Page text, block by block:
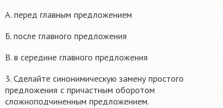
А. перед главным предложением
Б. после главного предложения
В. в середине главного предложения
3. Сделайте синонимическую замену простого
предложения с причастным оборотом
сложноподчиненным предложением.